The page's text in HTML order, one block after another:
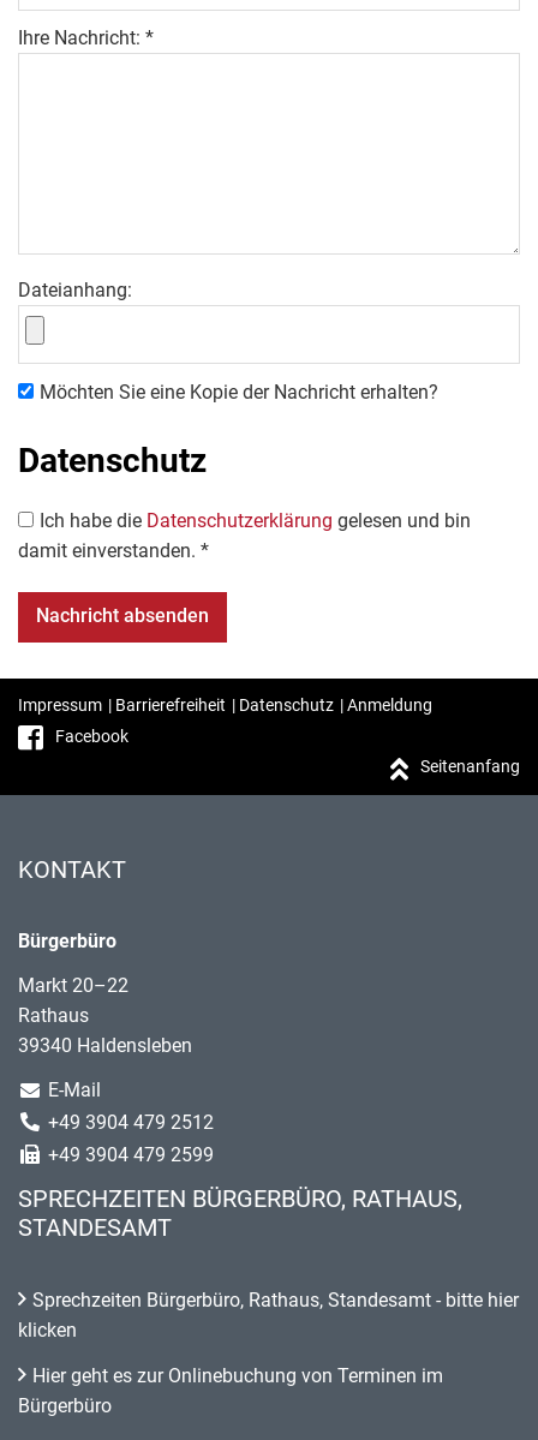
Ihre Nachricht: *
Dateianhang:
Möchten Sie eine Kopie der Nachricht erhalten?
Datenschutz
Ich habe die Datenschutzerklärung gelesen und bin
damit einverstanden. *
Impressum | Barrierefreiheit | Datenschutz |Anmeldung
Facebook
Seitenanfang
KONTAKT
Bürgerbüro
Markt 20–22
Rathaus
39340 Haldensleben
E-Mail
+49 3904 479 2512
+49 3904 479 2599
SPRECHZEITEN BÜRGERBÜRO, RATHAUS,
STANDESAMT
Sprechzeiten Bürgerbüro, Rathaus, Standesamt - bitte hier
klicken
Hier geht es zur Onlinebuchung von Terminen im
Bürgerbüro